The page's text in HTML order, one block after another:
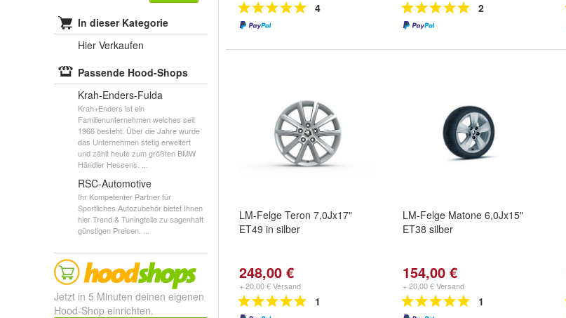
In dieser Kategorie
Hier Verkaufen
Passende Hood-Shops
Krah-Enders-Fulda
Krah+Enders ist ein
Familienunternehmen welches seit
1966 besteht. Über die Jahre wurde
das Unternehmen stetig erweitert
und zählt heute zum größten BMW
Händler Hessens. ...
RSC-Automotive
Ihr Kompetenter Partner für
Sportliches Autozubehör bietet Ihnen
hier Trend & Tuningteile zu sagenhaft
günstigen Preisen. ...
Jetzt in 5 Minuten deinen eigenen
Hood-Shop einrichten.
4 2
LM-Felge Teron 7,0Jx17"
ET49 in silber
248,00 €
+ 20,00 € Versand
1
LM-Felge Matone 6,0Jx15"
ET38 silber
154,00 €
+ 20,00 € Versand
1